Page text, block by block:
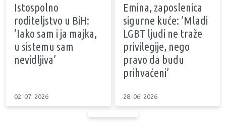
Istospolno
roditeljstvo u BiH:
‘Iako sam i ja majka,
u sistemu sam
nevidljiva’
02. 07. 2026
Emina, zaposlenica
sigurne kuće: ‘Mladi
LGBT ljudi ne traže
privilegije, nego
pravo da budu
prihvaćeni’
28. 06. 2026